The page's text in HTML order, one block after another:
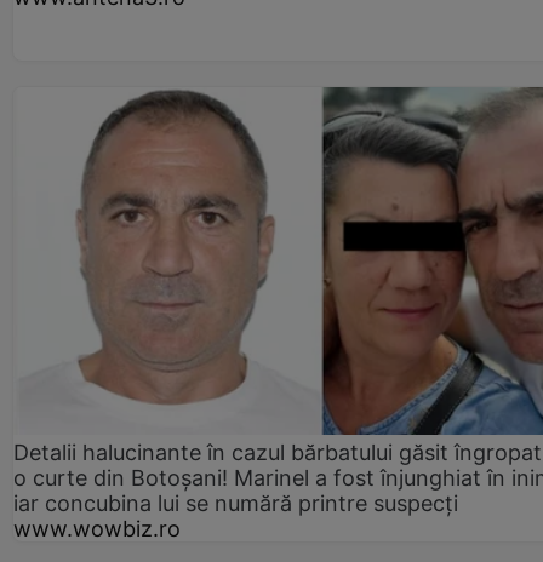
Detalii halucinante în cazul bărbatului găsit
o curte din Botoșani! Marinel a fost înjunghiat în
iar concubina lui se numără printre suspecți
www.wowbiz.ro